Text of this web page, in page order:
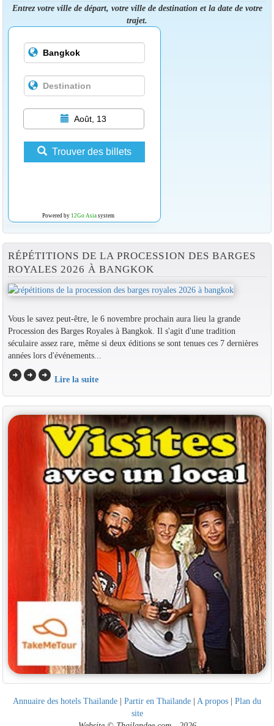
Entrez votre ville de départ, votre ville de destination et la date de votre
trajet.
Août, 13
Trouver des billets
Powered by 12Go Asiasystem
RÉPÉTITIONS DE LA PROCESSION DES BARGES
ROYALES 2026 À BANGKOK
Vous le savez peut-être, le 6 novembre prochain aura lieu la grande
Procession des Barges Royales à Bangkok. Il s'agit d'une tradition
séculaire assez rare, même si deux éditions se sont tenues ces 7 dernières
années lors d'événements...
arrow_circle_rightarrow_circle_rightarrow_circle_right Lire la suite
Annuaire des hotels Thailande | Partir en Thailande | A propos | Plan du
site